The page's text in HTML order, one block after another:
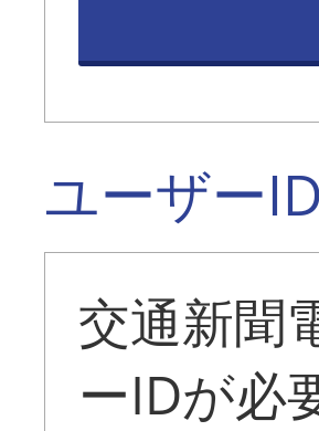
ユーザー
交通新聞
ーIDが必